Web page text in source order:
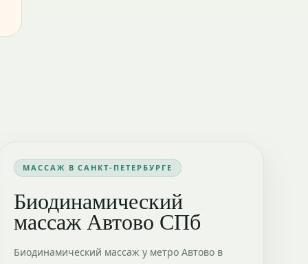
МАССАЖ В САНКТ-ПЕТЕРБУРГЕ
Биодинамический
массаж Автово СПб
Биодинамический массаж у метро Автово в